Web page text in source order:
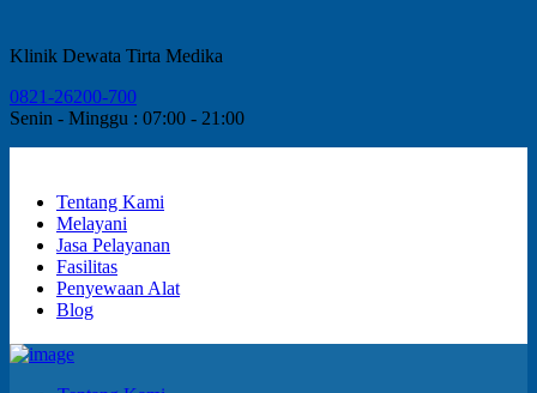
Klinik Dewata Tirta Medika
0821-26200-700
Senin - Minggu : 07:00 - 21:00
Tentang Kami
Melayani
Jasa Pelayanan
Fasilitas
Penyewaan Alat
Blog